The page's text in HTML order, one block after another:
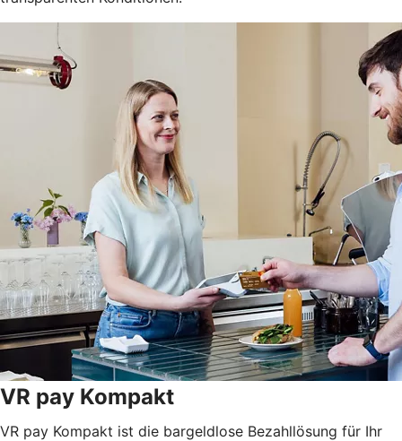
VR pay Kompakt
VR pay Kompakt ist die bargeldlose Bezahllösung für Ihr